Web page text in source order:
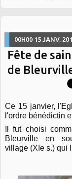
00H00 15 JANV.
Fête de
de
Ce 15 janvier,
l'ordre bénédictin
Il fut choisi
Bleurville en
village (XIe s.) qui